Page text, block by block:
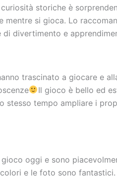
storiche è
mentre si gioca. Lo
di divertimento e
trascinato a giocare e
Il gioco è bello ed
stesso tempo ampliare i
oggi e sono
e le foto sono